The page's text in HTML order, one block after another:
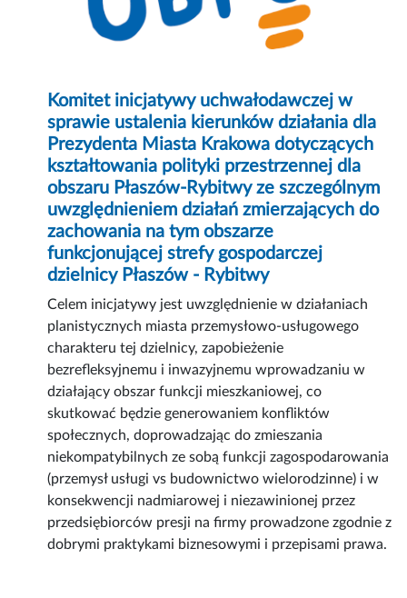
Komitet inicjatywy uchwałodawczej w
sprawie ustalenia kierunków działania dla
Prezydenta Miasta Krakowa dotyczących
kształtowania polityki przestrzennej dla
obszaru Płaszów-Rybitwy ze szczególnym
uwzględnieniem działań zmierzających do
zachowania na tym obszarze
funkcjonującej strefy gospodarczej
dzielnicy Płaszów - Rybitwy
Celem inicjatywy jest uwzględnienie w działaniach
planistycznych miasta przemysłowo-usługowego
charakteru tej dzielnicy, zapobieżenie
bezrefleksyjnemu i inwazyjnemu wprowadzaniu w
działający obszar funkcji mieszkaniowej, co
skutkować będzie generowaniem konfliktów
społecznych, doprowadzając do zmieszania
niekompatybilnych ze sobą funkcji zagospodarowania
(przemysł usługi vs budownictwo wielorodzinne) i w
konsekwencji nadmiarowej i niezawinionej przez
przedsiębiorców presji na firmy prowadzone zgodnie z
dobrymi praktykami biznesowymi i przepisami prawa.